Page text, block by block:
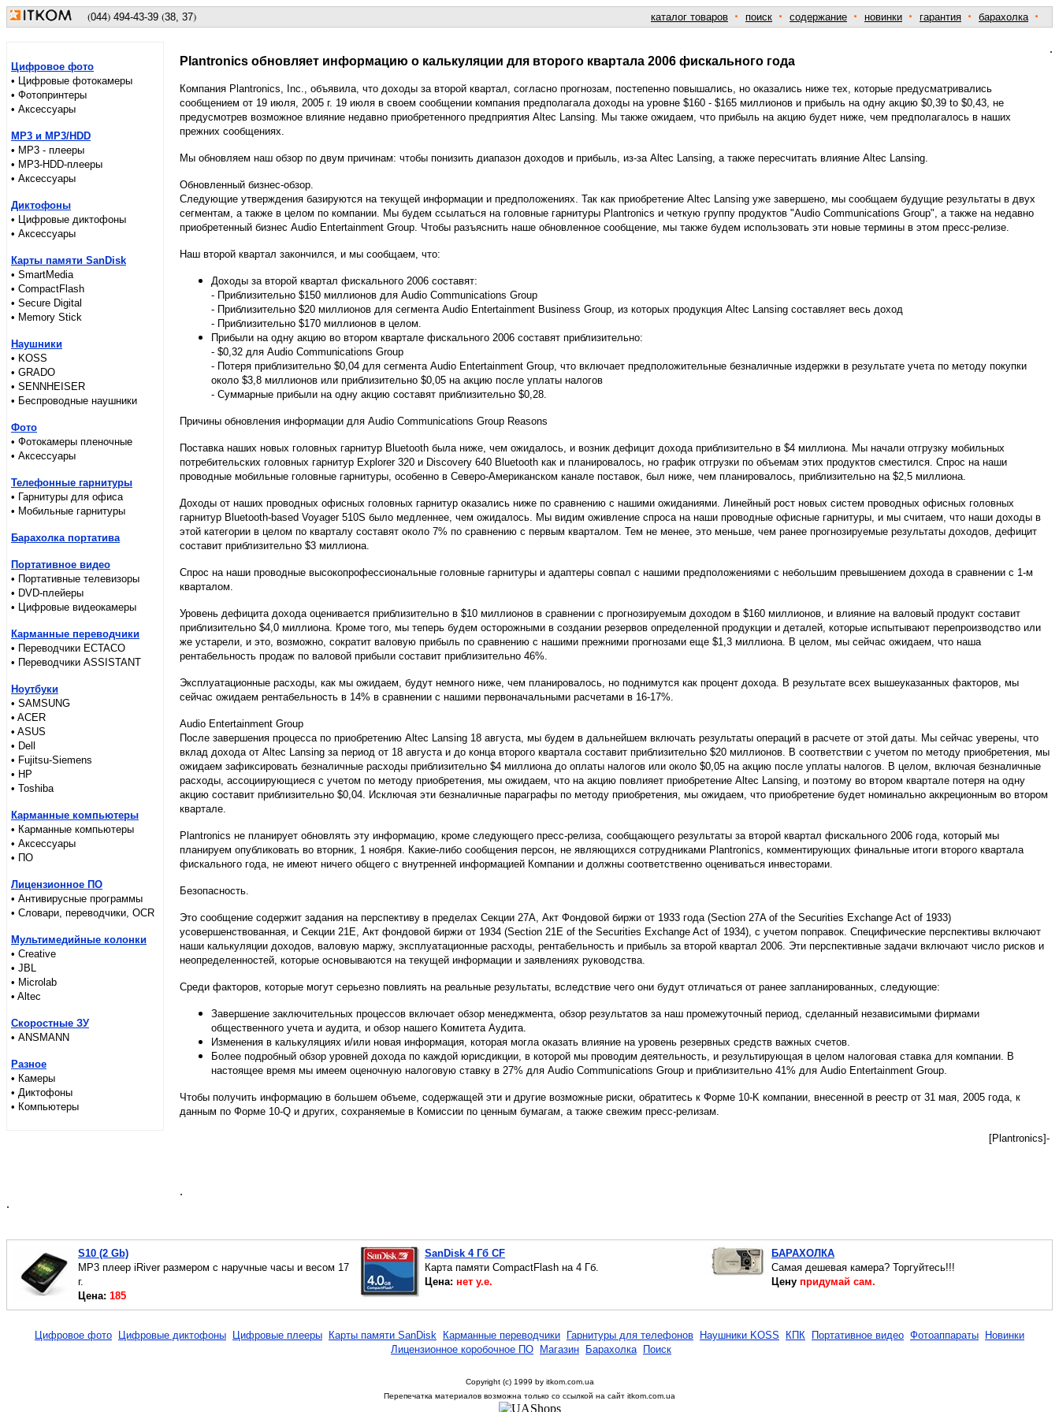
(044) 494-43-39 (38, 37) каталог товаров · поиск · содержание · новинки · гарантия · барахолка ·
Цифровое фото
• Цифровые фотокамеры
• Фотопринтеры
• Аксессуары
MP3 и MP3/HDD
• MP3 - плееры
• MP3-HDD-плееры
• Аксессуары
Диктофоны
• Цифровые диктофоны
• Аксессуары
Карты памяти SanDisk
• SmartMedia
• CompactFlash
• Secure Digital
• Memory Stick
Наушники
• KOSS
• GRADO
• SENNHEISER
• Беспроводные наушники
Фото
• Фотокамеры пленочные
• Аксессуары
Телефонные гарнитуры
• Гарнитуры для офиса
• Мобильные гарнитуры
Барахолка портатива
Портативное видео
• Портативные телевизоры
• DVD-плейеры
• Цифровые видеокамеры
Карманные переводчики
• Переводчики ECTACO
• Переводчики ASSISTANT
Ноутбуки
• SAMSUNG
• ACER
• ASUS
• Dell
• Fujitsu-Siemens
• HP
• Toshiba
Карманные компьютеры
• Карманные компьютеры
• Аксессуары
• ПО
Лицензионное ПО
• Антивирусные программы
• Словари, переводчики, OCR
Мультимедийные колонки
• Creative
• JBL
• Microlab
• Altec
Скоростные ЗУ
• ANSMANN
Разное
• Камеры
• Диктофоны
• Компьютеры
.
Plantronics обновляет информацию о калькуляции для второго квартала 2006 фискального года
Компания Plantronics, Inc., объявила, что доходы за второй квартал, согласно прогнозам, постепенно повышались, но оказались ниже тех, которые предусматривались
сообщением от 19 июля, 2005 г. 19 июля в своем сообщении компания предполагала доходы на уровне $160 - $165 миллионов и прибыль на одну акцию $0,39 to $0,43, не
предусмотрев возможное влияние недавно приобретенного предприятия Altec Lansing. Мы также ожидаем, что прибыль на акцию будет ниже, чем предполагалось в наших
прежних сообщениях.
Мы обновляем наш обзор по двум причинам: чтобы понизить диапазон доходов и прибыль, из-за Altec Lansing, а также пересчитать влияние Altec Lansing.
Обновленный бизнес-обзор.
Следующие утверждения базируются на текущей информации и предположениях. Так как приобретение Altec Lansing уже завершено, мы сообщаем будущие результаты в двух
сегментам, а также в целом по компании. Мы будем ссылаться на головные гарнитуры Plantronics и четкую группу продуктов "Audio Communications Group", а также на недавно
приобретенный бизнес Audio Entertainment Group. Чтобы разъяснить наше обновленное сообщение, мы также будем использовать эти новые термины в этом пресс-релизе.
Наш второй квартал закончился, и мы сообщаем, что:
Доходы за второй квартал фискального 2006 составят:
- Приблизительно $150 миллионов для Audio Communications Group
- Приблизительно $20 миллионов для сегмента Audio Entertainment Business Group, из которых продукция Altec Lansing составляет весь доход
- Приблизительно $170 миллионов в целом.
Прибыли на одну акцию во втором квартале фискального 2006 составят приблизительно:
- $0,32 для Audio Communications Group
- Потеря приблизительно $0,04 для сегмента Audio Entertainment Group, что включает предположительные безналичные издержки в результате учета по методу покупки
около $3,8 миллионов или приблизительно $0,05 на акцию после уплаты налогов
- Суммарные прибыли на одну акцию составят приблизительно $0,28.
Причины обновления информации для Audio Communications Group Reasons
Поставка наших новых головных гарнитур Bluetooth была ниже, чем ожидалось, и возник дефицит дохода приблизительно в $4 миллиона. Мы начали отгрузку мобильных
потребительских головных гарнитур Explorer 320 и Discovery 640 Bluetooth как и планировалось, но график отгрузки по объемам этих продуктов сместился. Спрос на наши
проводные мобильные головные гарнитуры, особенно в Северо-Американском канале поставок, был ниже, чем планировалось, приблизительно на $2,5 миллиона.
Доходы от наших проводных офисных головных гарнитур оказались ниже по сравнению с нашими ожиданиями. Линейный рост новых систем проводных офисных головных
гарнитур Bluetooth-based Voyager 510S было медленнее, чем ожидалось. Мы видим оживление спроса на наши проводные офисные гарнитуры, и мы считаем, что наши доходы в
этой категории в целом по кварталу составят около 7% по сравнению с первым кварталом. Тем не менее, это меньше, чем ранее прогнозируемые результаты доходов, дефицит
составит приблизительно $3 миллиона.
Спрос на наши проводные высокопрофессиональные головные гарнитуры и адаптеры совпал с нашими предположениями с небольшим превышением дохода в сравнении с 1-м
кварталом.
Уровень дефицита дохода оценивается приблизительно в $10 миллионов в сравнении с прогнозируемым доходом в $160 миллионов, и влияние на валовый продукт составит
приблизительно $4,0 миллиона. Кроме того, мы теперь будем осторожными в создании резервов определенной продукции и деталей, которые испытывают перепроизводство или
же устарели, и это, возможно, сократит валовую прибыль по сравнению с нашими прежними прогнозами еще $1,3 миллиона. В целом, мы сейчас ожидаем, что наша
рентабельность продаж по валовой прибыли составит приблизительно 46%.
Эксплуатационные расходы, как мы ожидаем, будут немного ниже, чем планировалось, но поднимутся как процент дохода. В результате всех вышеуказанных факторов, мы
сейчас ожидаем рентабельность в 14% в сравнении с нашими первоначальными расчетами в 16-17%.
Audio Entertainment Group
После завершения процесса по приобретению Altec Lansing 18 августа, мы будем в дальнейшем включать результаты операций в расчете от этой даты. Мы сейчас уверены, что
вклад дохода от Altec Lansing за период от 18 августа и до конца второго квартала составит приблизительно $20 миллионов. В соответствии с учетом по методу приобретения, мы
ожидаем зафиксировать безналичные расходы приблизительно $4 миллиона до оплаты налогов или около $0,05 на акцию после уплаты налогов. В целом, включая безналичные
расходы, ассоциирующиеся с учетом по методу приобретения, мы ожидаем, что на акцию повлияет приобретение Altec Lansing, и поэтому во втором квартале потеря на одну
акцию составит приблизительно $0,04. Исключая эти безналичные параграфы по методу приобретения, мы ожидаем, что приобретение будет номинально аккреционным во втором
квартале.
Plantronics не планирует обновлять эту информацию, кроме следующего пресс-релиза, сообщающего результаты за второй квартал фискального 2006 года, который мы
планируем опубликовать во вторник, 1 ноября. Какие-либо сообщения персон, не являющихся сотрудниками Plantronics, комментирующих финальные итоги второго квартала
фискального года, не имеют ничего общего с внутренней информацией Компании и должны соответственно оцениваться инвесторами.
Безопасность.
Это сообщение содержит задания на перспективу в пределах Секции 27А, Акт Фондовой биржи от 1933 года (Section 27A of the Securities Exchange Act of 1933)
усовершенствованная, и Секции 21Е, Акт фондовой биржи от 1934 (Section 21E of the Securities Exchange Act of 1934), с учетом поправок. Специфические перспективы включают
наши калькуляции доходов, валовую маржу, эксплуатационные расходы, рентабельность и прибыль за второй квартал 2006. Эти перспективные задачи включают число рисков и
неопределенностей, которые основываются на текущей информации и заявлениях руководства.
Среди факторов, которые могут серьезно повлиять на реальные результаты, вследствие чего они будут отличаться от ранее запланированных, следующие:
Завершение заключительных процессов включает обзор менеджмента, обзор результатов за наш промежуточный период, сделанный независимыми фирмами
общественного учета и аудита, и обзор нашего Комитета Аудита.
Изменения в калькуляциях и/или новая информация, которая могла оказать влияние на уровень резервных средств важных счетов.
Более подробный обзор уровней дохода по каждой юрисдикции, в которой мы проводим деятельность, и результирующая в целом налоговая ставка для компании. В
настоящее время мы имеем оценочную налоговую ставку в 27% для Audio Communications Group и приблизительно 41% для Audio Entertainment Group.
Чтобы получить информацию в большем объеме, содержащей эти и другие возможные риски, обратитесь к Форме 10-K компании, внесенной в реестр от 31 мая, 2005 года, к
данным по Форме 10-Q и других, сохраняемые в Комиссии по ценным бумагам, а также свежим пресс-релизам.
[Plantronics]-
.
.
S10 (2 Gb)
MP3 плеер iRiver размером с наручные часы и весом 17
г.
Цена: 185
SanDisk 4 Гб CF
Карта памяти CompactFlash на 4 Гб.
Цена: нет у.е.
БАРАХОЛКА
Cамая дешевая камера? Торгуйтесь!!!
Цену придумай сам.
Цифровое фото Цифровые диктофоны Цифровые плееры Карты памяти SanDisk Карманные переводчики Гарнитуры для телефонов Наушники KOSS КПК Портативное видео Фотоаппараты
Новинки
Лицензионное коробочное ПО
Магазин Барахолка Поиск
Copyright (c) 1999 by itkom.com.ua
Перепечатка материалов возможна только со ссылкой на сайт itkom.com.ua